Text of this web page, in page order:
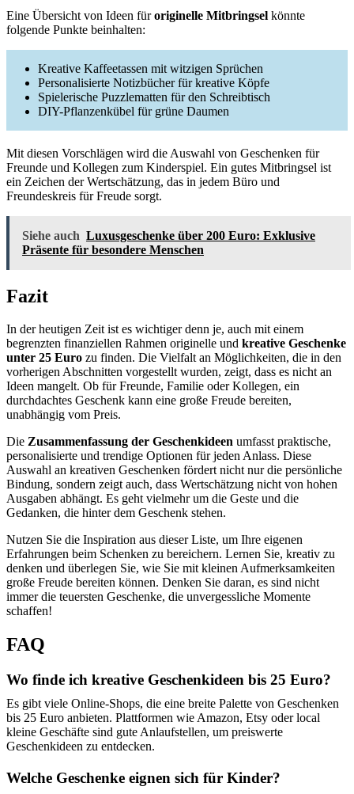
Eine Übersicht von Ideen füroriginelle Mitbringsel könnte
folgende Punkte beinhalten:
Kreative Kaffeetassen mit witzigen Sprüchen
Personalisierte Notizbücher für kreative Köpfe
Spielerische Puzzlematten für den Schreibtisch
DIY-Pflanzenkübel für grüne Daumen
Mit diesen Vorschlägen wird die Auswahl von Geschenken für
Freunde und Kollegen zum Kinderspiel. Ein gutes Mitbringsel ist
ein Zeichen der Wertschätzung, das in jedem Büro und
Freundeskreis für Freude sorgt.
Siehe auch Luxusgeschenke über 200 Euro: Exklusive
Präsente für besondere Menschen
Fazit
In der heutigen Zeit ist es wichtiger denn je, auch mit einem
begrenzten finanziellen Rahmen originelle und kreative Geschenke
unter 25 Euro zu finden. Die Vielfalt an Möglichkeiten, die in den
vorherigen Abschnitten vorgestellt wurden, zeigt, dass es nicht an
Ideen mangelt. Ob für Freunde, Familie oder Kollegen, ein
durchdachtes Geschenk kann eine große Freude bereiten,
unabhängig vom Preis.
Die Zusammenfassung der Geschenkideen umfasst praktische,
personalisierte und trendige Optionen für jeden Anlass. Diese
Auswahl an kreativen Geschenken fördert nicht nur die persönliche
Bindung, sondern zeigt auch, dass Wertschätzung nicht von hohen
Ausgaben abhängt. Es geht vielmehr um die Geste und die
Gedanken, die hinter dem Geschenk stehen.
Nutzen Sie die Inspiration aus dieser Liste, um Ihre eigenen
Erfahrungen beim Schenken zu bereichern. Lernen Sie, kreativ zu
denken und überlegen Sie, wie Sie mit kleinen Aufmerksamkeiten
große Freude bereiten können. Denken Sie daran, es sind nicht
immer die teuersten Geschenke, die unvergessliche Momente
schaffen!
FAQ
Wo finde ich kreative Geschenkideen bis 25 Euro?
Es gibt viele Online-Shops, die eine breite Palette von Geschenken
bis 25 Euro anbieten. Plattformen wie Amazon, Etsy oder local
kleine Geschäfte sind gute Anlaufstellen, um preiswerte
Geschenkideen zu entdecken.
Welche Geschenke eignen sich für Kinder?